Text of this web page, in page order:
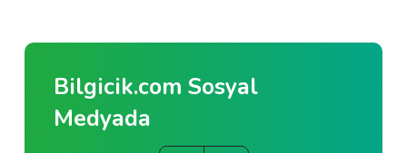
Bilgicik.com Sosyal
Medyada